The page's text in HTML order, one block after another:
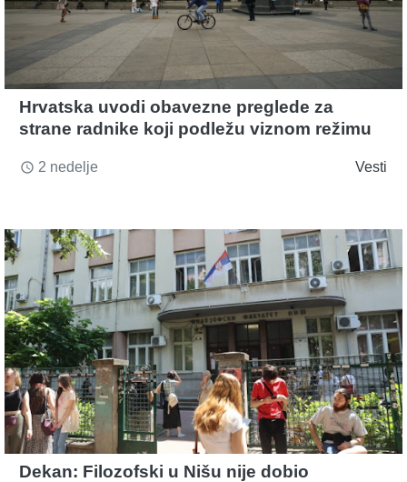
Hrvatska uvodi obavezne preglede za
strane radnike koji podležu viznom režimu
access_time 2 nedelje Vesti
Dekan: Filozofski u Nišu nije dobio